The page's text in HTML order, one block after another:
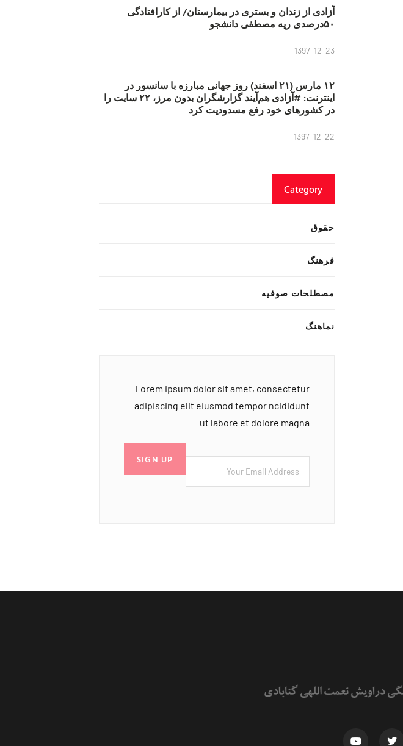
آزادی از زندان و بستری در بیمارستان/ از کارافتادگی
۵۰درصدی ریه مصطفی دانشجو
1397-12-23
۱۲ مارس (۲۱ اسفند) روز جهانی مبارزه با سانسور در
اینترنت: #آزادی هم‌آیند گزارشگران‌ بدون مرز، ۲۲ سایت را
در کشورهای خود رفع مسدودیت کرد
1397-12-22
Category
حقوق
فرهنگ
مصطلحات صوفیه
نماهنگ
Lorem ipsum dolor sit amet, consectetur
adipiscing elit eiusmod tempor ncididunt
ut labore et dolore magna
SIGN UP